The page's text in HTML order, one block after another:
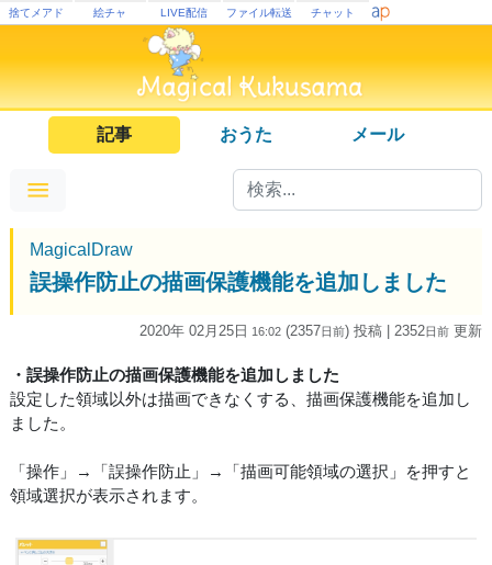
捨てメアド 絵チャ LIVE配信 ファイル転送 チャット
記事 おうた メール
MagicalDraw
誤操作防止の描画保護機能を追加しました
2020年 02月25日 16:02 (2357日前) 投稿 | 2352日前 更新
・誤操作防止の描画保護機能を追加しました
設定した領域以外は描画できなくする、描画保護機能を追加し
ました。
「操作」→「誤操作防止」→「描画可能領域の選択」を押すと
領域選択が表示されます。